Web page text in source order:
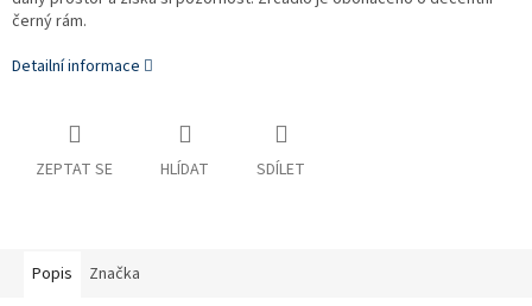
černý rám.
Detailní informace
ZEPTAT SE HLÍDAT SDÍLET
Popis Značka